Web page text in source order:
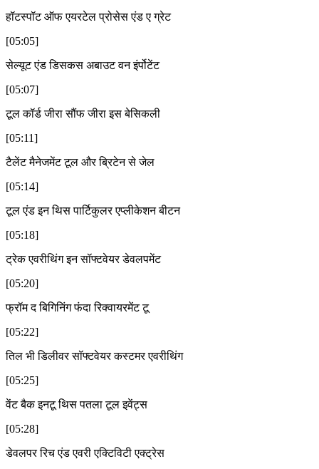
हॉटस्पॉट ऑफ एयरटेल प्रोसेस एंड ए ग्रेट
[05:05]
सेल्यूट एंड डिसकस अबाउट वन इंर्पोटेंट
[05:07]
टूल कॉर्ड जीरा सौंफ जीरा इस बेसिकली
[05:11]
टैलेंट मैनेजमेंट टूल और ब्रिटेन से जेल
[05:14]
टूल एंड इन थिस पार्टिकुलर एप्लीकेशन बीटन
[05:18]
ट्रेक एवरीथिंग इन सॉफ्टवेयर डेवलपमेंट
[05:20]
फ्रॉम द बिगिनिंग फंदा रिक्वायरमेंट टू
[05:22]
तिल भी डिलीवर सॉफ्टवेयर कस्टमर एवरीथिंग
[05:25]
वेंट बैक इनटू थिस पतला टूल इवेंट्स
[05:28]
डेवलपर रिच एंड एवरी एक्टिविटी एक्ट्रेस